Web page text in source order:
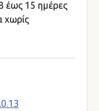
έως 15 ημέρες
χωρίς